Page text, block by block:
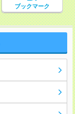
ブックマーク